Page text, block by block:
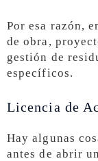
Por esa razón,
de obra,
gestión de
específicos.
Licencia de
Hay algunas
antes de abrir